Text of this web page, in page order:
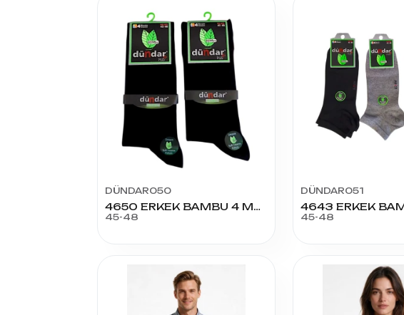
DÜNDAR050
4650 ERKEK BAMBU 4 MEVSİM CORAP
45-48
DÜNDAR051
4643 ERKEK
45-48